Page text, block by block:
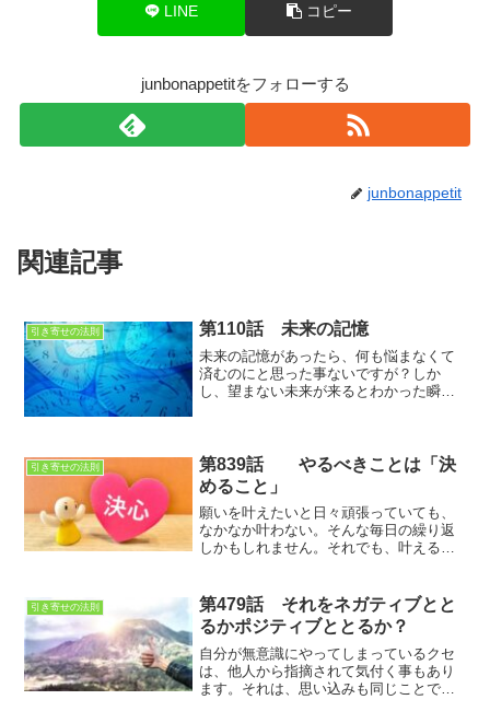
LINE コピー
junbonappetitをフォローする
junbonappetit
関連記事
引き寄せの法則 第110話 未来の記憶
未来の記憶があったら、何も悩まなくて
済むのにと思った事ないですが？しか
し、望まない未来が来るとわかった瞬間
引き寄せの法則
第839話 やるべきことは「決
めること」
願いを叶えたいと日々頑張っていても、
なかなか叶わない。そんな毎日の繰り返
しかもしれません。それでも、叶えるた
引き寄せの法則
第479話 それをネガティブとと
るかポジティブととるか？
自分が無意識にやってしまっているクセ
は、他人から指摘されて気付く事もあり
ます。それは、思い込みも同じことで